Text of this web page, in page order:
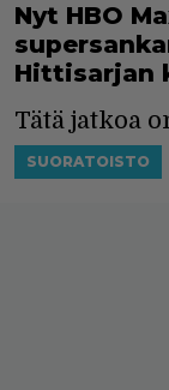
Nyt HBO
Hittisarjan
Tätä jatkoa
SUORATOISTO